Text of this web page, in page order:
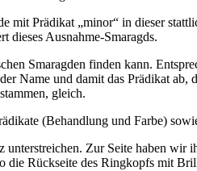
Prädikat „minor“ in dieser
dieses Ausnahme-Smaragds.
Smaragden finden kann.
Name und damit das Prädikat
gleich.
(Behandlung und Farbe)
Zur Seite haben
Rückseite des Ringkopfs mit